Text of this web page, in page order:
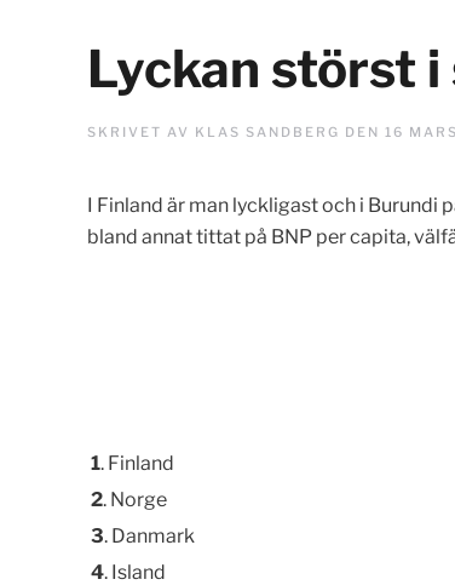
Lyckan störst
SKRIVET AV KLAS SANDBERG DEN 16
I Finland är man lyckligast och i Burundi
bland annat tittat på BNP per capita,
1. Finland
2. Norge
3. Danmark
4. Island